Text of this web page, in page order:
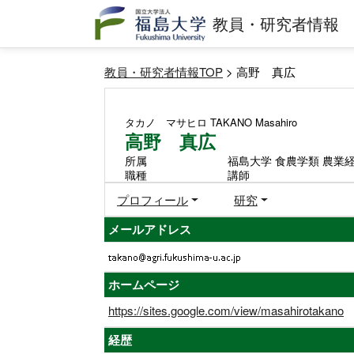
教員・研究者情報
教員・研究者情報TOP > 高野 真広
タカノ マサヒロ TAKANO Masahiro
高野 真広
所属
福島大学 食農学類 農業
職種
講師
プロフィール 研究
メールアドレス
ホームページ
https://sites.google.com/view/masahirotakano
経歴